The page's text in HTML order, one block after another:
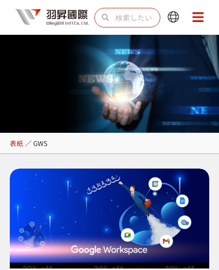
を
検
索 索
Main
Menu
Main
Menu
GWS
表紙 ／ GWS